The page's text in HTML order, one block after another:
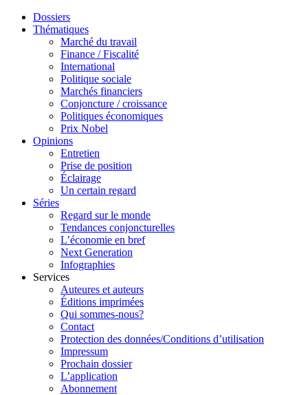
Dossiers
Thématiques
Marché du travail
Finance / Fiscalité
International
Politique sociale
Marchés financiers
Conjoncture / croissance
Politiques économiques
Prix Nobel
Opinions
Entretien
Prise de position
Éclairage
Un certain regard
Séries
Regard sur le monde
Tendances conjoncturelles
L’économie en bref
Next Generation
Infographies
Services
Auteures et auteurs
Éditions imprimées
Qui sommes-nous?
Contact
Protection des données/Conditions d’utilisation
Impressum
Prochain dossier
L’application
Abonnement